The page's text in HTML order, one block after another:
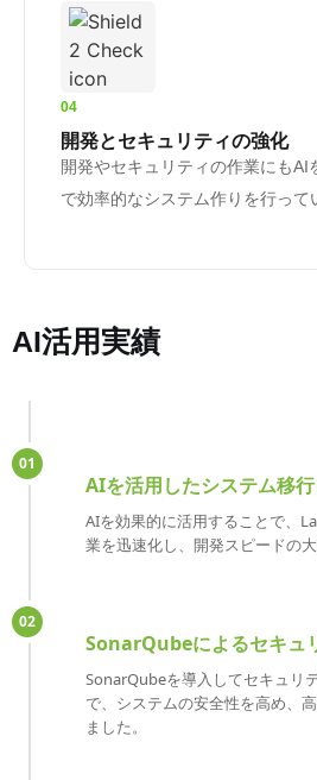
04
開発とセキュリティの強化
開発やセキュリティの作業にもAI
で効率的なシステム作りを行って
AI活用実績
01
AIを活用したシステム移
AIを効果的に活用することで、
業を迅速化し、開発スピードの
02
SonarQubeによるセキュ
SonarQubeを導入してセキュリ
で、システムの安全性を高め、
ました。